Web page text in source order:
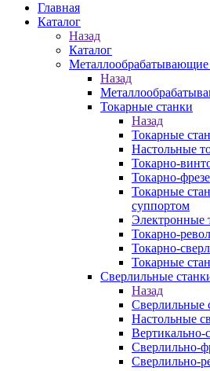
Главная
Каталог
Назад
Каталог
Металлообрабатывающие
Назад
Токарные станки
Назад
Токарные
Настольные
Токарно-
Токарно-
Токарные
суппортом
Электронные
Токарно-
Токарно-
Токарные
Сверлильные
Назад
Сверлильные
Настольные
Вертикально-
Сверлильно-
Сверлильно-